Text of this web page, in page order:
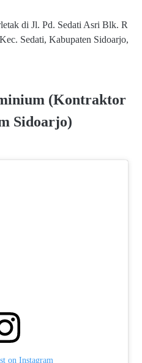
di Jl. Pd. Sedati Asri Blk. R
Sedati, Kabupaten Sidoarjo,
(Kontraktor
Sidoarjo)
on Instagram